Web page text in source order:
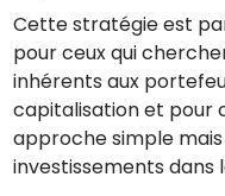
Cette stratégie est
pour ceux qui
inhérents aux
capitalisation et pour
approche simple
investissements